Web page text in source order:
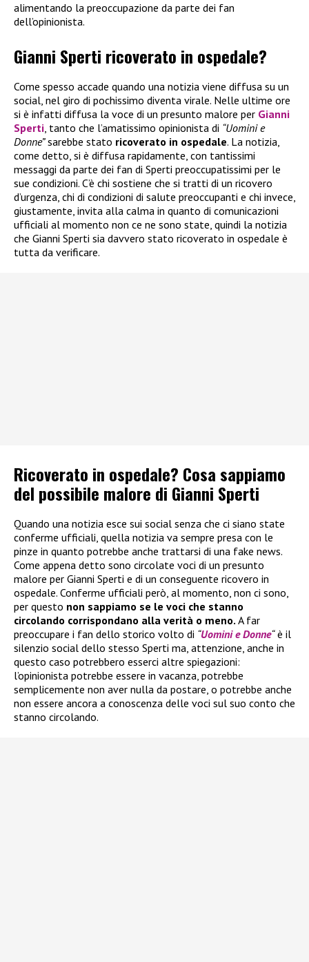
alimentando la preoccupazione da parte dei fan
dell’opinionista.
Gianni Sperti ricoverato in ospedale?
Come spesso accade quando una notizia viene diffusa su un
social, nel giro di pochissimo diventa virale. Nelle ultime ore
si è infatti diffusa la voce di un presunto malore per Gianni
Sperti, tanto che l’amatissimo opinionista di “Uomini e
Donne”sarebbe stato ricoverato in ospedale. La notizia,
come detto, si è diffusa rapidamente, con tantissimi
messaggi da parte dei fan di Sperti preoccupatissimi per le
sue condizioni. C’è chi sostiene che si tratti di un ricovero
d’urgenza, chi di condizioni di salute preoccupanti e chi invece,
giustamente, invita alla calma in quanto di comunicazioni
ufficiali al momento non ce ne sono state, quindi la notizia
che Gianni Sperti sia davvero stato ricoverato in ospedale è
tutta da verificare.
Ricoverato in ospedale? Cosa sappiamo
del possibile malore di Gianni Sperti
Quando una notizia esce sui social senza che ci siano state
conferme ufficiali, quella notizia va sempre presa con le
pinze in quanto potrebbe anche trattarsi di una fake news.
Come appena detto sono circolate voci di un presunto
malore per Gianni Sperti e di un conseguente ricovero in
ospedale. Conferme ufficiali però, al momento, non ci sono,
per questo non sappiamo se le voci che stanno
circolando corrispondano alla verità o meno. A far
preoccupare i fan dello storico volto di “Uomini e Donne“è il
silenzio social dello stesso Sperti ma, attenzione, anche in
questo caso potrebbero esserci altre spiegazioni:
l’opinionista potrebbe essere in vacanza, potrebbe
semplicemente non aver nulla da postare, o potrebbe anche
non essere ancora a conoscenza delle voci sul suo conto che
stanno circolando.